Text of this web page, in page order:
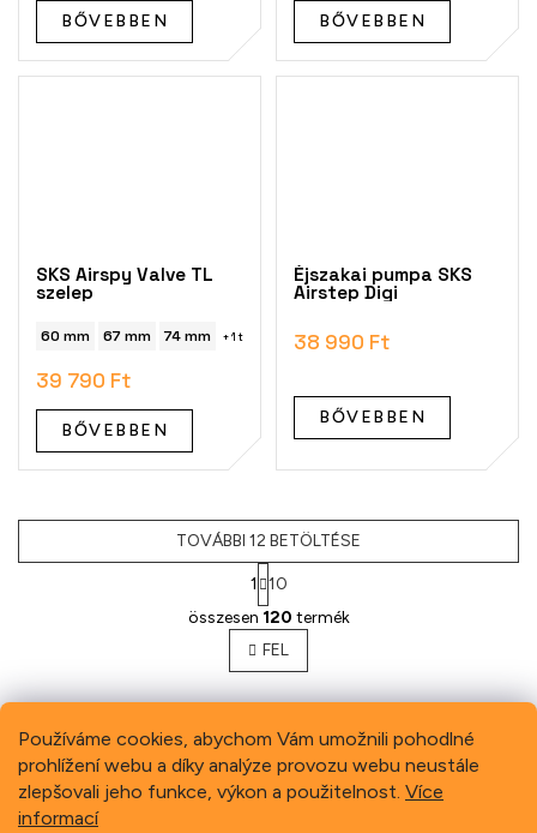
Používáme cookies, abychom Vám umožnili pohodlné
prohlížení webu a díky analýze provozu webu neustále
zlepšovali jeho funkce, výkon a použitelnost. Více
informací
BŐVEBBEN BŐVEBBEN
SKS Airspy Valve TL
szelep
60 mm 67 mm 74 mm + 1 további
39 790 Ft
BŐVEBBEN
Éjszakai pumpa SKS
Airstep Digi
38 990 Ft
BŐVEBBEN
L
i
s
t
a
r
á
n
TOVÁBBI 12 BETÖLTÉSE
1
10
összesen 120 termék
FEL
Previous